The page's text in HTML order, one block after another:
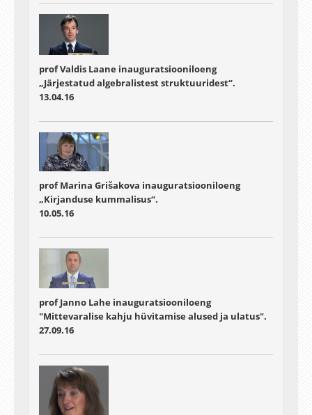
prof Valdis Laane inauguratsiooniloeng
„Järjestatud algebralistest struktuuridest“.
13.04.16
prof Marina Grišakova inauguratsiooniloeng
„Kirjanduse kummalisus“.
10.05.16
prof Janno Lahe inauguratsiooniloeng
"Mittevaralise kahju hüvitamise alused ja ulatus".
27.09.16